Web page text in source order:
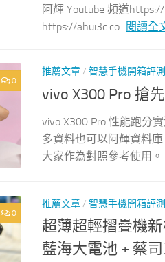
阿輝 Youtube 頻道
https://ahui3c.co...閱讀全
0
推薦文章/ 智慧手機開箱評測
vivo X300 Pro 搶
vivo X300 Pro 性能跑分
多資料也可以阿輝資料
大家作為對照參考使用
0
推薦文章/ 智慧手機開箱評測
超薄超輕摺疊機
藍海大電池 + 蔡